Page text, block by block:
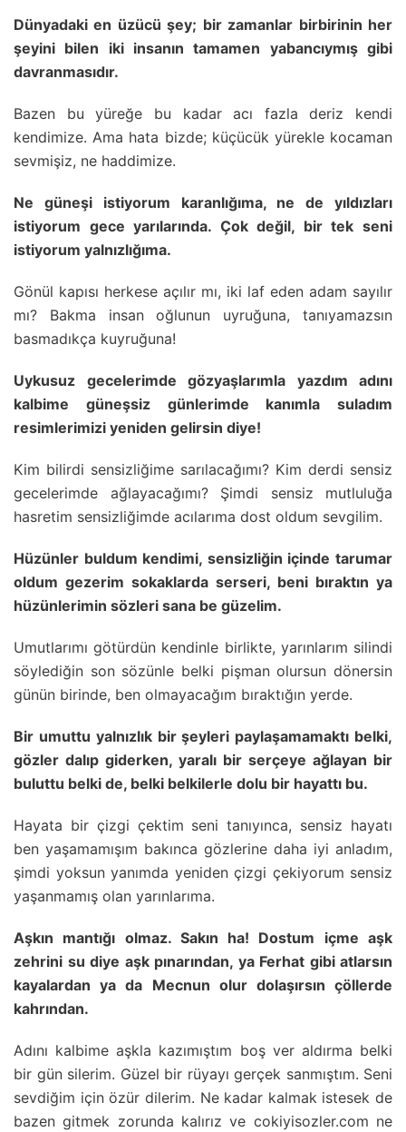
Dünyadaki en üzücü şey; bir zamanlar birbirinin her
şeyini bilen iki insanın tamamen yabancıymış gibi
davranmasıdır.
Bazen bu yüreğe bu kadar acı fazla deriz kendi
kendimize. Ama hata bizde; küçücük yürekle kocaman
sevmişiz, ne haddimize.
Ne güneşi istiyorum karanlığıma, ne de yıldızları
istiyorum gece yarılarında. Çok değil, bir tek seni
istiyorum yalnızlığıma.
Gönül kapısı herkese açılır mı, iki laf eden adam sayılır
mı? Bakma insan oğlunun uyruğuna, tanıyamazsın
basmadıkça kuyruğuna!
Uykusuz gecelerimde gözyaşlarımla yazdım adını
kalbime güneşsiz günlerimde kanımla suladım
resimlerimizi yeniden gelirsin diye!
Kim bilirdi sensizliğime sarılacağımı? Kim derdi sensiz
gecelerimde ağlayacağımı? Şimdi sensiz mutluluğa
hasretim sensizliğimde acılarıma dost oldum sevgilim.
Hüzünler buldum kendimi, sensizliğin içinde tarumar
oldum gezerim sokaklarda serseri, beni bıraktın ya
hüzünlerimin sözleri sana be güzelim.
Umutlarımı götürdün kendinle birlikte, yarınlarım silindi
söylediğin son sözünle belki pişman olursun dönersin
günün birinde, ben olmayacağım bıraktığın yerde.
Bir umuttu yalnızlık bir şeyleri paylaşamamaktı belki,
gözler dalıp giderken, yaralı bir serçeye ağlayan bir
buluttu belki de, belki belkilerle dolu bir hayattı bu.
Hayata bir çizgi çektim seni tanıyınca, sensiz hayatı
ben yaşamamışım bakınca gözlerine daha iyi anladım,
şimdi yoksun yanımda yeniden çizgi çekiyorum sensiz
yaşanmamış olan yarınlarıma.
Aşkın mantığı olmaz. Sakın ha! Dostum içme aşk
zehrini su diye aşk pınarından, ya Ferhat gibi atlarsın
kayalardan ya da Mecnun olur dolaşırsın çöllerde
kahrından.
Adını kalbime aşkla kazımıştım boş ver aldırma belki
bir gün silerim. Güzel bir rüyayı gerçek sanmıştım. Seni
sevdiğim için özür dilerim. Ne kadar kalmak istesek de
bazen gitmek zorunda kalırız ve cokiyisozler.com ne